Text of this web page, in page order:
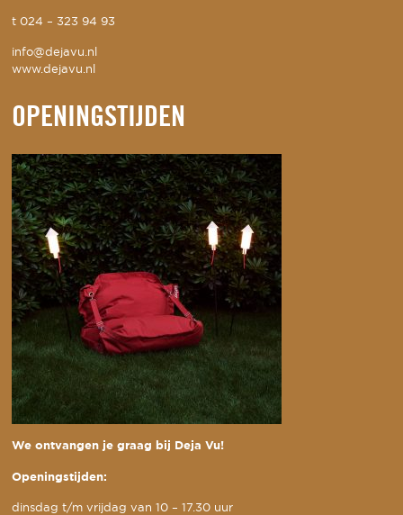
t024 – 323 94 93
info@dejavu.nl
www.dejavu.nl
OPENINGSTIJDEN
We ontvangen je graag bij Deja Vu!
Openingstijden:
dinsdag t/m vrijdag van 10 – 17.30 uur